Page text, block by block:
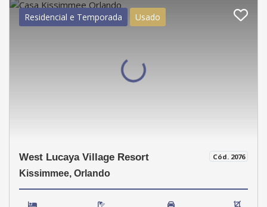
Residencial e Temporada Usado
Cód. 2076
West Lucaya Village Resort
Kissimmee, Orlando